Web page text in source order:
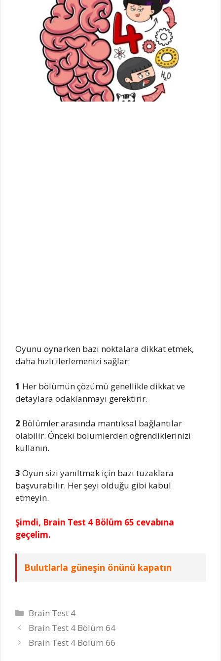
Oyunu oynarken bazı noktalara dikkat etmek,
daha hızlı ilerlemenizi sağlar:
1 Her bölümün çözümü genellikle dikkat ve
detaylara odaklanmayı gerektirir.
2 Bölümler arasında mantıksal bağlantılar
olabilir. Önceki bölümlerden öğrendiklerinizi
kullanın.
3 Oyun sizi yanıltmak için bazı tuzaklara
başvurabilir. Her şeyi olduğu gibi kabul
etmeyin.
Şimdi, Brain Test 4 Bölüm 65 cevabına
geçelim.
Bulutlarla güneşin önünü kapatın
Kategoriler
Brain Test 4
Brain Test 4 Bölüm 64
Brain Test 4 Bölüm 66